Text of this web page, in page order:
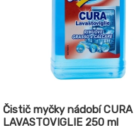
Čistič myčky nádobí CURA
LAVASTOVIGLIE 250 ml